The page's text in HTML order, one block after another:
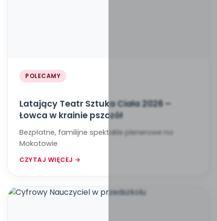
POLECAMY
Latający Teatr Sztuka Ciała 2026 –
Łowca w krainie pszczół
Bezpłatne, familijne spektakle plenerowe na
Mokotowie
CZYTAJ WIĘCEJ →